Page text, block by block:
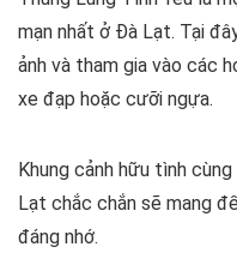
mạn nhất ở Đà Lạt. Tại
ảnh và tham gia vào các
xe đạp hoặc cưỡi ngựa.
Khung cảnh hữu tình
Lạt chắc chắn sẽ mang
đáng nhớ.